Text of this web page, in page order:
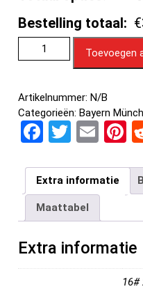
Bestelling totaal:
Toevoegen
Artikelnummer:N/B
Categorieën:Bayern
F
ce
b
o
o
k
T
tt
er
E
ail
t
Extra informatie
Maattabel
Extra informatie
16#